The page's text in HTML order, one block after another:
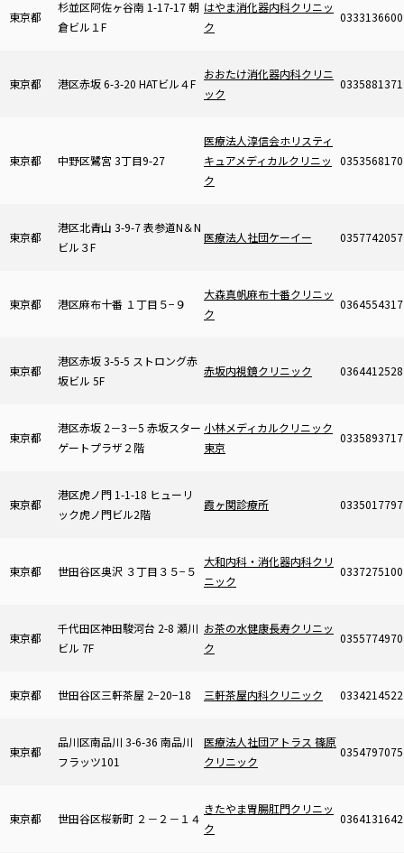
東京都
杉並区阿佐ヶ谷南 1-17-17 朝
倉ビル１F
はやま消化器内科クリニッ
ク
0333136600
東京都 港区赤坂 6-3-20 HATビル４F
おおたけ消化器内科クリニ
ック
0335881371
東京都 中野区鷺宮 3丁目9-27
医療法人淳信会ホリスティ
キュアメディカルクリニッ
ク
0353568170
東京都
港区北青山 3-9-7 表参道N＆N
ビル３F
医療法人社団ケーイー 0357742057
東京都 港区麻布十番 １丁目５−９
大森真帆麻布十番クリニッ
ク
0364554317
東京都
港区赤坂 3-5-5 ストロング赤
坂ビル 5F
赤坂内視鏡クリニック 0364412528
東京都
港区赤坂 2－3－5 赤坂スター
ゲートプラザ２階
小林メディカルクリニック
東京
0335893717
東京都
港区虎ノ門 1-1-18 ヒューリ
ック虎ノ門ビル2階
霞ヶ関診療所 0335017797
東京都 世田谷区奥沢 ３丁目３５−５
大和内科・消化器内科クリ
ニック
0337275100
東京都
千代田区神田駿河台 2-8 瀬川
ビル 7F
お茶の水健康長寿クリニッ
ク
0355774970
東京都 世田谷区三軒茶屋 2−20−18 三軒茶屋内科クリニック 0334214522
東京都
品川区南品川 3-6-36 南品川
フラッツ101
医療法人社団アトラス 篠原
クリニック
0354797075
東京都 世田谷区桜新町 ２－２－１４
きたやま胃腸肛門クリニッ
ク
0364131642